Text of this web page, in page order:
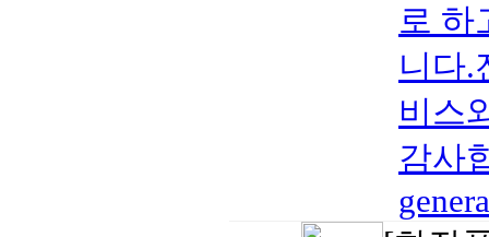
로 하
니다.
비스
감사